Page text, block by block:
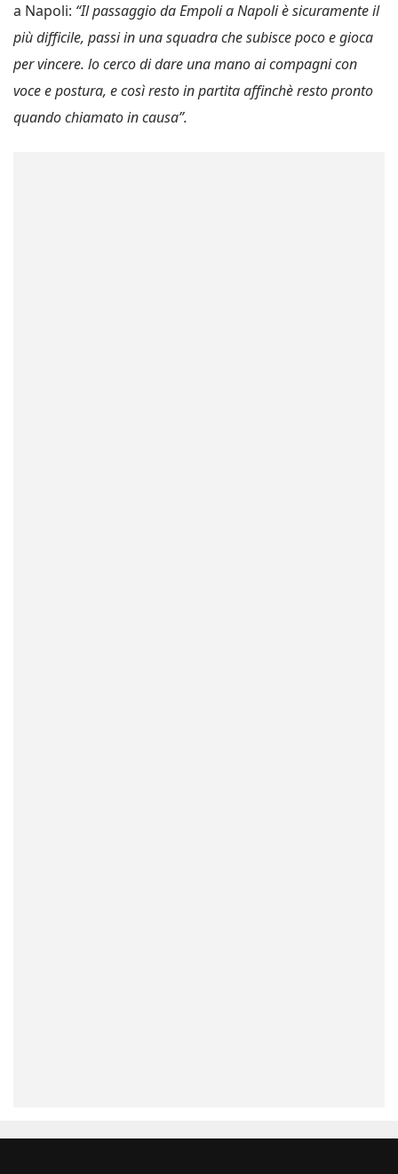
a Napoli: “Il passaggio da Empoli a Napoli è sicuramente il
più difficile, passi in una squadra che subisce poco e gioca
per vincere. lo cerco di dare una mano ai compagni con
voce e postura, e così resto in partita affinchè resto pronto
quando chiamato in causa”.